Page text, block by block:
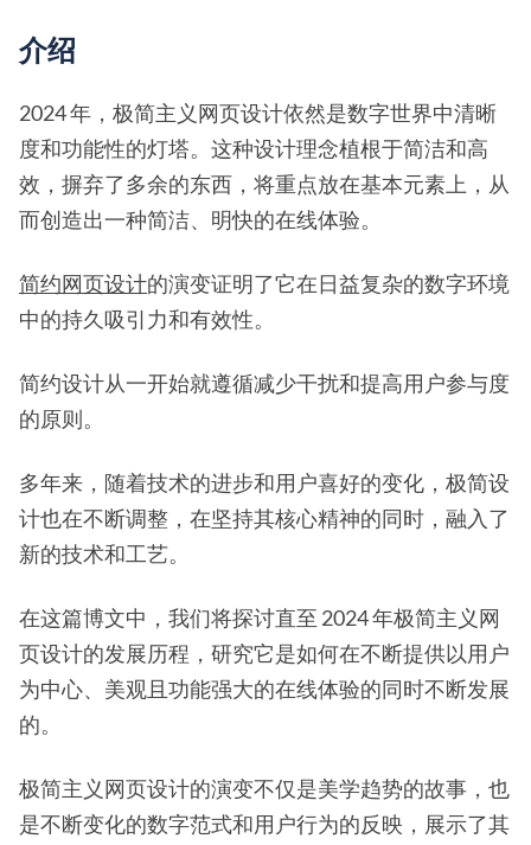
介绍
2024 年，极简主义网页设计依然是数字世界中清晰
度和功能性的灯塔。这种设计理念植根于简洁和高
效，摒弃了多余的东西，将重点放在基本元素上，从
而创造出一种简洁、明快的在线体验。
简约网页设计的演变证明了它在日益复杂的数字环境
中的持久吸引力和有效性。
简约设计从一开始就遵循减少干扰和提高用户参与度
的原则。
多年来，随着技术的进步和用户喜好的变化，极简设
计也在不断调整，在坚持其核心精神的同时，融入了
新的技术和工艺。
在这篇博文中，我们将探讨直至 2024 年极简主义网
页设计的发展历程，研究它是如何在不断提供以用户
为中心、美观且功能强大的在线体验的同时不断发展
的。
极简主义网页设计的演变不仅是美学趋势的故事，也
是不断变化的数字范式和用户行为的反映，展示了其